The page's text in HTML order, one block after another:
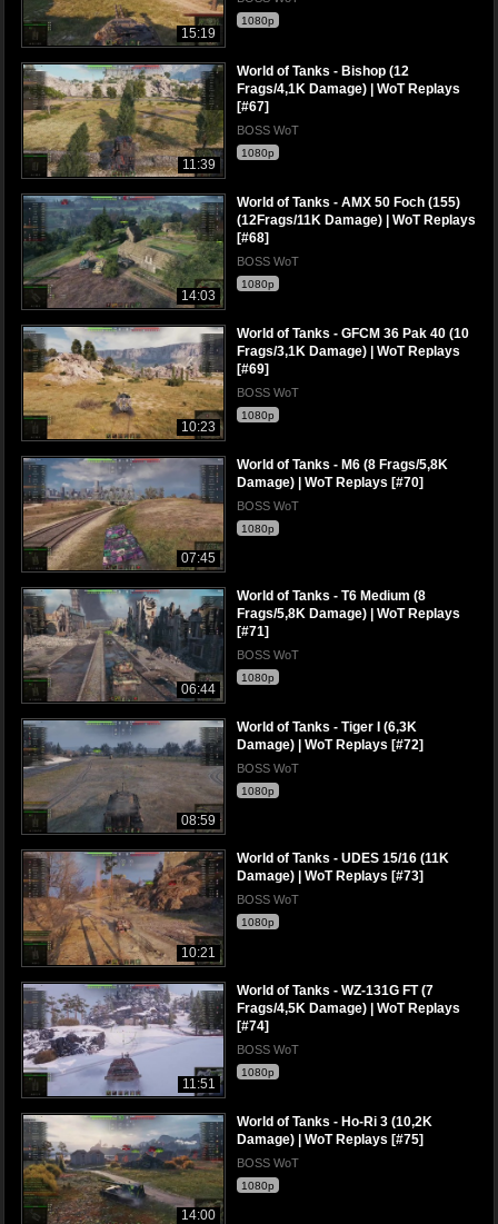
15:19
1080p
11:39
World of Tanks - Bishop (12
Frags/4,1K Damage) | WoT Replays
[#67]
BOSS WoT
1080p
14:03
World of Tanks - AMX 50 Foch (155)
(12Frags/11K Damage) | WoT Replays
[#68]
BOSS WoT
1080p
10:23
World of Tanks - GFCM 36 Pak 40 (10
Frags/3,1K Damage) | WoT Replays
[#69]
BOSS WoT
1080p
07:45
World of Tanks - M6 (8 Frags/5,8K
Damage) | WoT Replays [#70]
BOSS WoT
1080p
06:44
World of Tanks - T6 Medium (8
Frags/5,8K Damage) | WoT Replays
[#71]
BOSS WoT
1080p
08:59
World of Tanks - Tiger I (6,3K
Damage) | WoT Replays [#72]
BOSS WoT
1080p
10:21
World of Tanks - UDES 15/16 (11K
Damage) | WoT Replays [#73]
BOSS WoT
1080p
11:51
World of Tanks - WZ-131G FT (7
Frags/4,5K Damage) | WoT Replays
[#74]
BOSS WoT
1080p
14:00
World of Tanks - Ho-Ri 3 (10,2K
Damage) | WoT Replays [#75]
BOSS WoT
1080p